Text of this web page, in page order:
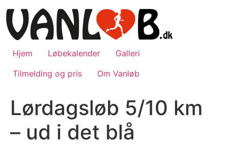
til
indhold
Hjem Løbekalender
Galleri
Tilmelding og pris
Om Vanløb
Lørdagsløb 5/10 km
– ud i det blå